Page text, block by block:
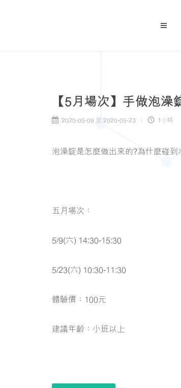
【5月場次】手做泡澡
2020-05-09 至 2020-05-23 1小時
泡澡錠是怎麼做出來的?為什麼碰
五月場次：
5/9(六) 14:30-15:30
5/23(六) 10:30-11:30
體驗價：100元
建議年齡：小班以上